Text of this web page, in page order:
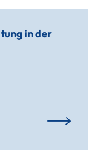
in der